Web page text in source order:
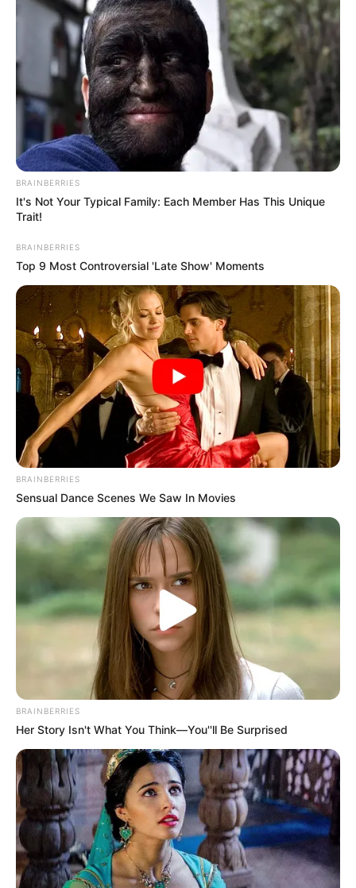
BRAINBERRIES
It's Not Your Typical Family: Each Member Has This Unique
Trait!
BRAINBERRIES
Top 9 Most Controversial 'Late Show' Moments
BRAINBERRIES
Sensual Dance Scenes We Saw In Movies
BRAINBERRIES
Her Story Isn't What You Think—You''ll Be Surprised